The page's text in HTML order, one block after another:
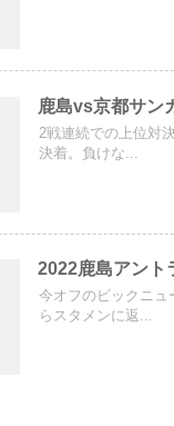
鹿島vs京都サン
2戦連続での上位対
決着。負けな...
2022鹿島アン
今オフのビックニュ
らスタメンに返...